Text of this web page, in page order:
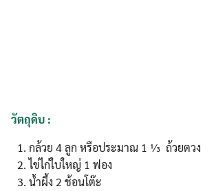
วัตถุดิบ :
กล้วย 4 ลูก หรือประมาณ 1 ⅓ ถ้วยตวง
ไข่ไก่ใบใหญ่ 1 ฟอง
น้ำผึ้ง 2 ช้อนโต๊ะ